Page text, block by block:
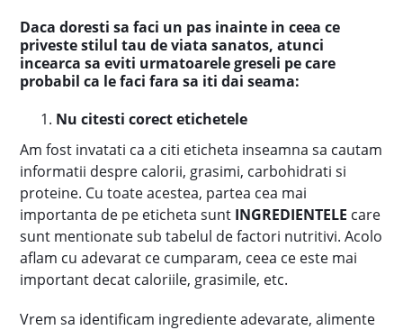
Daca doresti sa faci un pas inainte in ceea ce
priveste stilul tau de viata sanatos, atunci
incearca sa eviti urmatoarele greseli pe care
probabil ca le faci fara sa iti dai seama:
Nu citesti corect etichetele
Am fost invatati ca a citi eticheta inseamna sa cautam
informatii despre calorii, grasimi, carbohidrati si
proteine. Cu toate acestea, partea cea mai
importanta de pe eticheta sunt INGREDIENTELE care
sunt mentionate sub tabelul de factori nutritivi. Acolo
aflam cu adevarat ce cumparam, ceea ce este mai
important decat caloriile, grasimile, etc.
Vrem sa identificam ingrediente adevarate, alimente